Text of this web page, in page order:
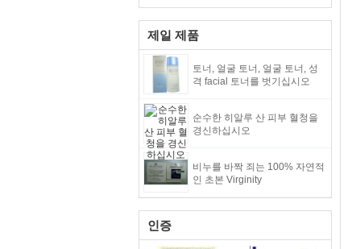
제일 제품
토너, 얼굴 토너, 얼굴 토너, 성
격 facial 토너를 벗기십시오
순수한 히알루 산 피부 혈청을
경신하십시오
비누를 바짝 죄는 100% 자연적
인 초본 Virginity
인증